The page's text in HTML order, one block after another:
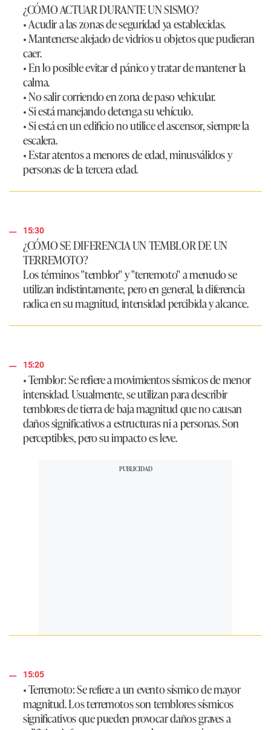
¿CÓMO ACTUAR DURANTE UN SISMO?
• Acudir a las zonas de seguridad ya establecidas.
• Mantenerse alejado de vidrios u objetos que pudieran
caer.
• En lo posible evitar el pánico y tratar de mantener la
calma.
• No salir corriendo en zona de paso vehicular.
• Si está manejando detenga su vehículo.
• Si está en un edificio no utilice el ascensor, siempre la
escalera.
• Estar atentos a menores de edad, minusválidos y
personas de la tercera edad.
15:30
¿CÓMO SE DIFERENCIA UN TEMBLOR DE UN
TERREMOTO?
Los términos "temblor" y "terremoto" a menudo se
utilizan indistintamente, pero en general, la diferencia
radica en su magnitud, intensidad percibida y alcance.
15:20
•Temblor: Se refiere a movimientos sísmicos de menor
intensidad. Usualmente, se utilizan para describir
temblores de tierra de baja magnitud que no causan
daños significativos a estructuras ni a personas. Son
perceptibles, pero su impacto es leve.
15:05
•Terremoto: Se refiere a un evento sísmico de mayor
magnitud. Los terremotos son temblores sísmicos
significativos que pueden provocar daños graves a